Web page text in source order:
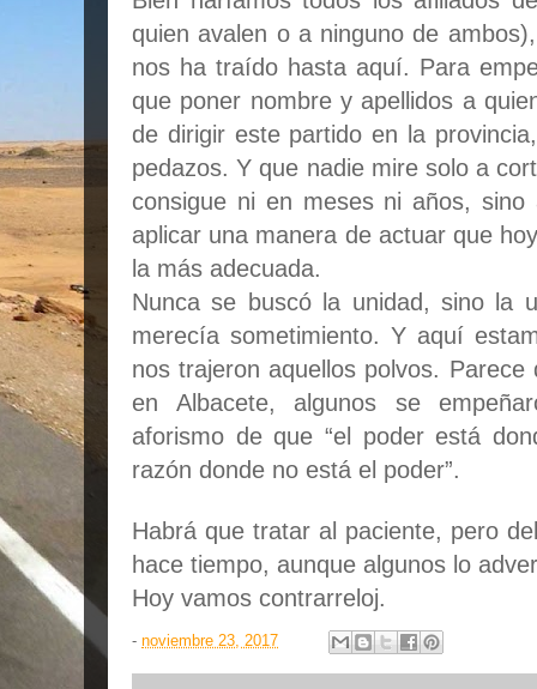
quien avalen o a ninguno de
nos ha traído hasta aquí. Para
que poner nombre y apellidos a
de dirigir este partido en la
pedazos. Y que nadie mire solo a
consigue ni en meses ni años,
aplicar una manera de actuar que
la más adecuada.
Nunca se buscó la unidad, sino la
merecía sometimiento. Y aquí
nos trajeron aquellos polvos.
en Albacete, algunos se
aforismo de que “el poder está
razón donde no está el poder”.
Habrá que tratar al paciente, pero
hace tiempo, aunque algunos lo
Hoy vamos contrarreloj.
- noviembre 23, 2017